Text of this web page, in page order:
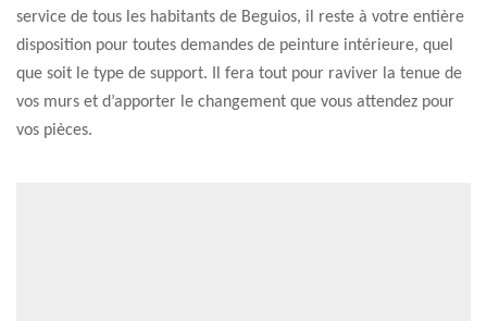
service de tous les habitants de Beguios, il reste à votre entière
disposition pour toutes demandes de peinture intérieure, quel
que soit le type de support. Il fera tout pour raviver la tenue de
vos murs et d’apporter le changement que vous attendez pour
vos pièces.